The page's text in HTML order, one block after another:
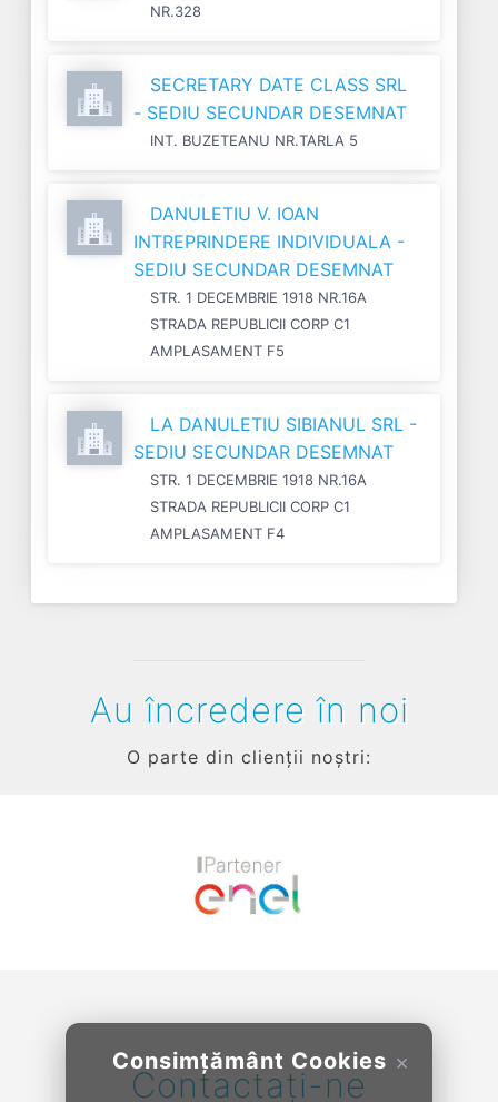
NR.328
SECRETARY DATE CLASS SRL
- SEDIU SECUNDAR DESEMNAT
INT. BUZETEANU NR.TARLA 5
DANULETIU V. IOAN
INTREPRINDERE INDIVIDUALA -
SEDIU SECUNDAR DESEMNAT
STR. 1 DECEMBRIE 1918 NR.16A
STRADA REPUBLICII CORP C1
AMPLASAMENT F5
LA DANULETIU SIBIANUL SRL -
SEDIU SECUNDAR DESEMNAT
STR. 1 DECEMBRIE 1918 NR.16A
STRADA REPUBLICII CORP C1
AMPLASAMENT F4
×
Consimțământ Cookies
Au încredere în noi
O parte din clienții noștri:
Contactați-ne